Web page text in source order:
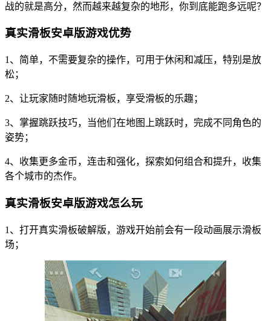
战的就是高分，然而越来越复杂的地形，你到底能跑多远呢？
真实滑板安卓版游戏优势
1、简单，不需要复杂的操作，可用于休闲和减压，特别是放
松；
2、让玩家随时随地玩滑板，享受滑板的乐趣；
3、掌握跳跃技巧，当他们在地图上跳跃时，完成不同角色的
姿势；
4、收集更多金币，连击和强化，探索如何组合和提升，收集
各个城市的杰作。
真实滑板安卓版游戏怎么玩
1、打开真实滑板破解版，游戏开始前会有一段动画展示滑板
场；